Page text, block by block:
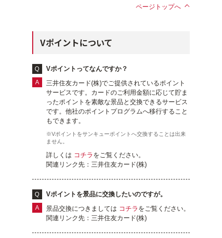
ページトップへ
Vポイントについて
Vポイントってなんですか？
三井住友カード(株)でご提供されているポイント
サービスです。カードのご利用金額に応じて貯ま
ったポイントを素敵な景品と交換できるサービス
です。他社のポイントプログラムへ移行すること
もできます。
※Vポイントをサンキューポイントへ交換することは出来
ません。
詳しくは コチラ をご覧ください。
関連リンク先：三井住友カード(株)
Vポイントを景品に交換したいのですが。
景品交換につきましては コチラ をご覧ください。
関連リンク先：三井住友カード(株)